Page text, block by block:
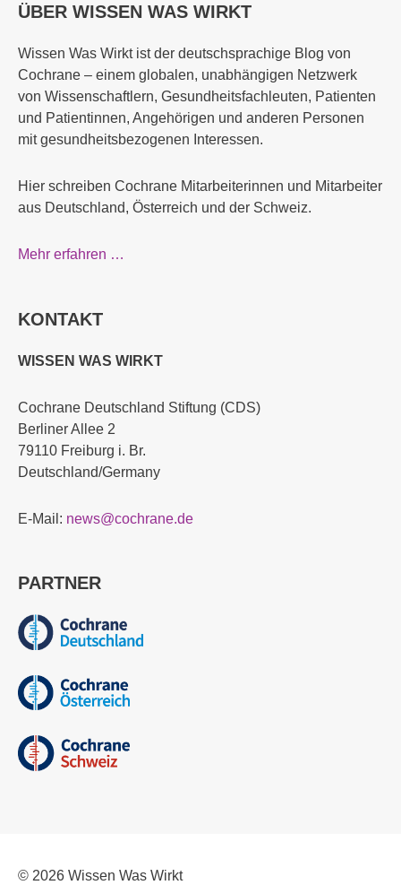
ÜBER WISSEN WAS WIRKT
Wissen Was Wirkt ist der deutschsprachige Blog von
Cochrane – einem globalen, unabhängigen Netzwerk
von Wissenschaftlern, Gesundheitsfachleuten, Patienten
und Patientinnen, Angehörigen und anderen Personen
mit gesundheitsbezogenen Interessen.
Hier schreiben Cochrane Mitarbeiterinnen und Mitarbeiter
aus Deutschland, Österreich und der Schweiz.
Mehr erfahren …
KONTAKT
WISSEN WAS WIRKT
Cochrane Deutschland Stiftung (CDS)
Berliner Allee 2
79110 Freiburg i. Br.
Deutschland/Germany
E-Mail: news@cochrane.de
PARTNER
© 2026 Wissen Was Wirkt